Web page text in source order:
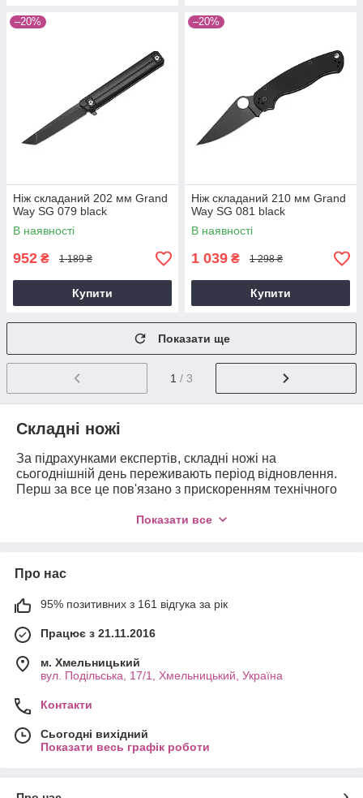
–20%
Ніж складаний 202 мм Grand
Way SG 079 black
В наявності
952 ₴ 1 189 ₴
Купити
–20%
Ніж складаний 210 мм Grand
Way SG 081 black
В наявності
1 039 ₴ 1 298 ₴
Купити
Показати ще
1 / 3
Складні ножі
За підрахунками експертів, складні ножі на
сьогоднішній день переживають період відновлення.
Перш за все це пов'язано з прискоренням технічного
прогресу - з'явилися нові матеріали,
удосконалювалися способи виробництва. Ми вже
зміну бабусям прийшли сучасні універсальні
інструменти — їхній індустрія виробництва —
дивовижний підйом.
е. Їхні аналогії можна знайти під час розкопок
цивілізації. Звична складна ножі придбала набагато
пізніше, у XVII столітті у Франції.
Прародитель складного ножа — первинний. У старі
часи він був незамінний під час письма — гусині пір’я
розпушували і затуплювалися — ножем
використовували для їхнього заточення (очотинки).
Показати все
Про нас
95% позитивних з 161 відгука за рік
Працює з 21.11.2016
м. Хмельницький
вул. Подільська, 17/1, Хмельницький, Україна
Контакти
Сьогодні вихідний
Показати весь графік роботи